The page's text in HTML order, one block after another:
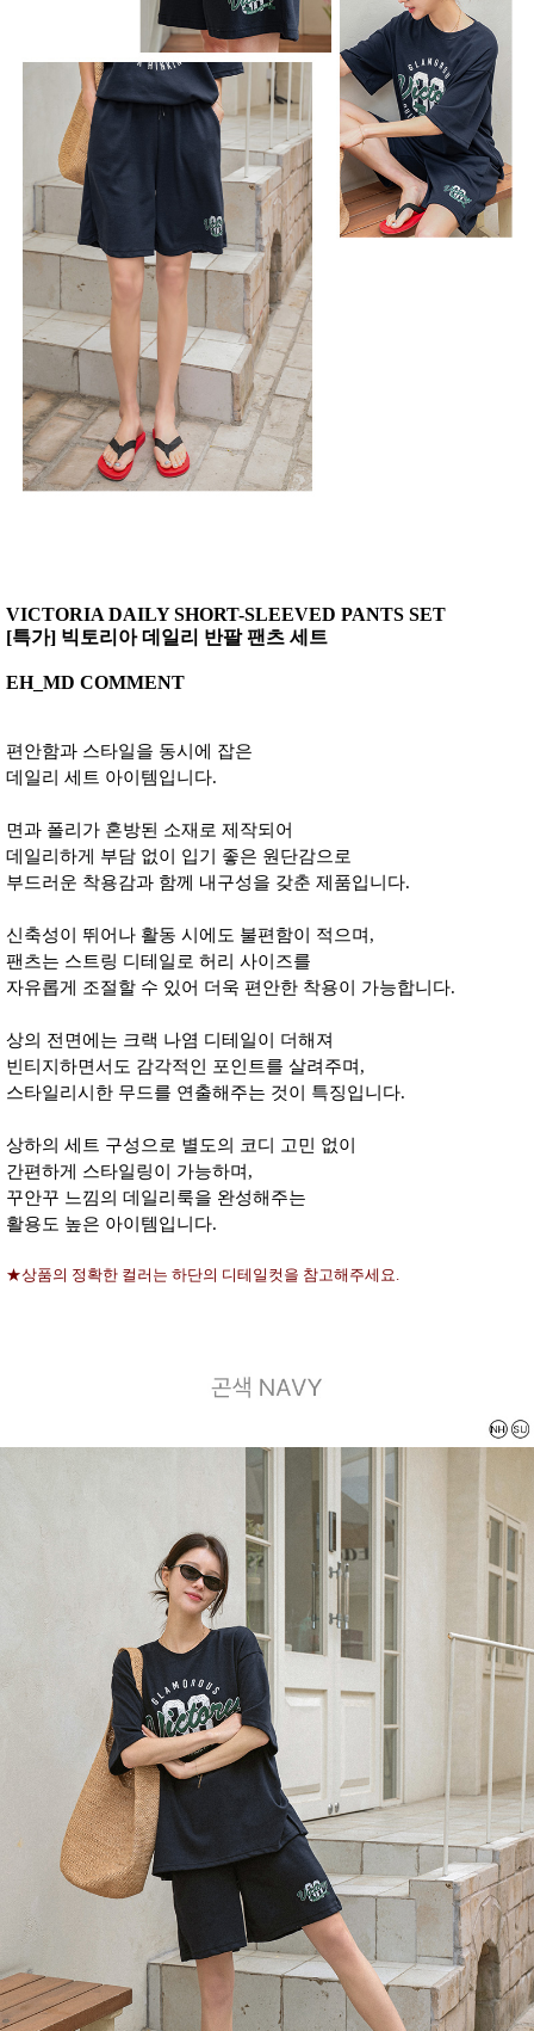
VICTORIA DAILY SHORT-SLEEVED PANTS SET
[특가] 빅토리아 데일리 반팔 팬츠 세트
EH_MD COMMENT
편안함과 스타일을 동시에 잡은
데일리 세트 아이템입니다.
면과 폴리가 혼방된 소재로 제작되어
데일리하게 부담 없이 입기 좋은 원단감으로
부드러운 착용감과 함께 내구성을 갖춘 제품입니다.
신축성이 뛰어나 활동 시에도 불편함이 적으며,
팬츠는 스트링 디테일로 허리 사이즈를
자유롭게 조절할 수 있어 더욱 편안한 착용이 가능합니다.
상의 전면에는 크랙 나염 디테일이 더해져
빈티지하면서도 감각적인 포인트를 살려주며,
스타일리시한 무드를 연출해주는 것이 특징입니다.
상하의 세트 구성으로 별도의 코디 고민 없이
간편하게 스타일링이 가능하며,
꾸안꾸 느낌의 데일리룩을 완성해주는
활용도 높은 아이템입니다.
★상품의 정확한 컬러는 하단의 디테일컷을 참고해주세요.